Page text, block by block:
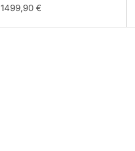
1499,90€